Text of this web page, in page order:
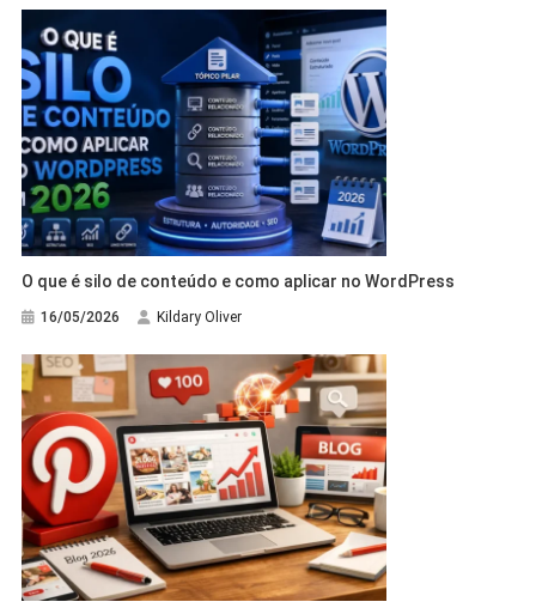
O que é silo de conteúdo e como aplicar no WordPress
16/05/2026 Kildary Oliver